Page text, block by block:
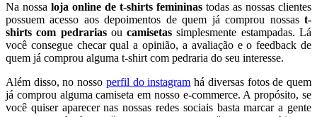
Na nossa loja online de t-shirts femininas todas as nossas clientes
possuem acesso aos depoimentos de quem já comprou nossas t-
shirts com pedrariasoucamisetas simplesmente estampadas. Lá
você consegue checar qual a opinião, a avaliação e o feedback de
quem já comprou alguma t-shirt com pedraria do seu interesse.
Além disso, no nosso perfil do instagram há diversas fotos de quem
já comprou alguma camiseta em nosso e-commerce. A propósito, se
você quiser aparecer nas nossas redes sociais basta marcar a gente